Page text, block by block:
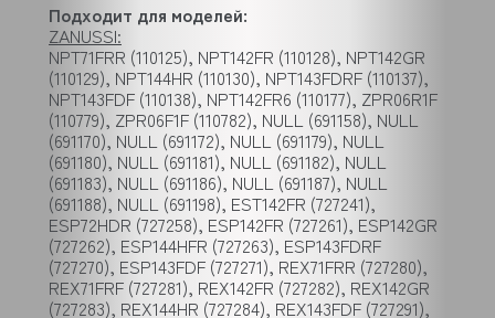
Подходит для моделей:
ZANUSSI:
NPT71FRR (110125), NPT142FR (110128), NPT142GR
(110129), NPT144HR (110130), NPT143FDRF (110137),
NPT143FDF (110138), NPT142FR6 (110177), ZPR06R1F
(110779), ZPR06F1F (110782), NULL (691158), NULL
(691170), NULL (691172), NULL (691179), NULL
(691180), NULL (691181), NULL (691182), NULL
(691183), NULL (691186), NULL (691187), NULL
(691188), NULL (691198), EST142FR (727241),
ESP72HDR (727258), ESP142FR (727261), ESP142GR
(727262), ESP144HFR (727263), ESP143FDRF
(727270), ESP143FDF (727271), REX71FRR (727280),
REX71FRF (727281), REX142FR (727282), REX142GR
(727283), REX144HR (727284), REX143FDF (727291),